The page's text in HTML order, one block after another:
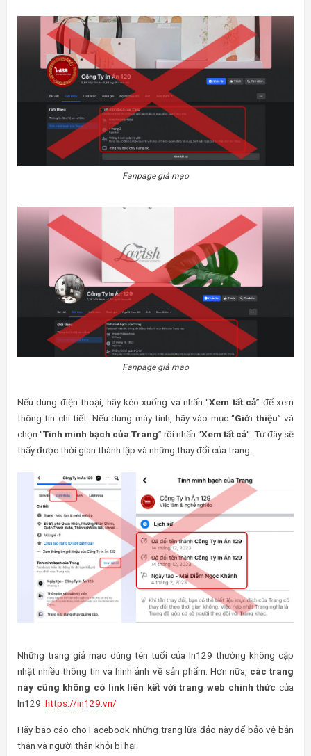
Fanpage giả mạo
Fanpage giả mạo
Nếu dùng điện thoại, hãy kéo xuống và nhấn “Xem tất cả” để xem
thông tin chi tiết. Nếu dùng máy tính, hãy vào mục “Giới thiệu” và
chọn “Tính minh bạch của Trang” rồi nhấn “Xem tất cả“. Từ đây sẽ
thấy được thời gian thành lập và những thay đổi của trang.
Những trang giả mạo dùng tên tuổi của In129 thường không cập
nhật nhiều thông tin và hình ảnh về sản phẩm. Hơn nữa, các trang
này cũng không có link liên kết với trang web chính thức của
In129: https://in129.vn/
Hãy báo cáo cho Facebook những trang lừa đảo này để bảo vệ bản
thân và người thân khỏi bị hại.